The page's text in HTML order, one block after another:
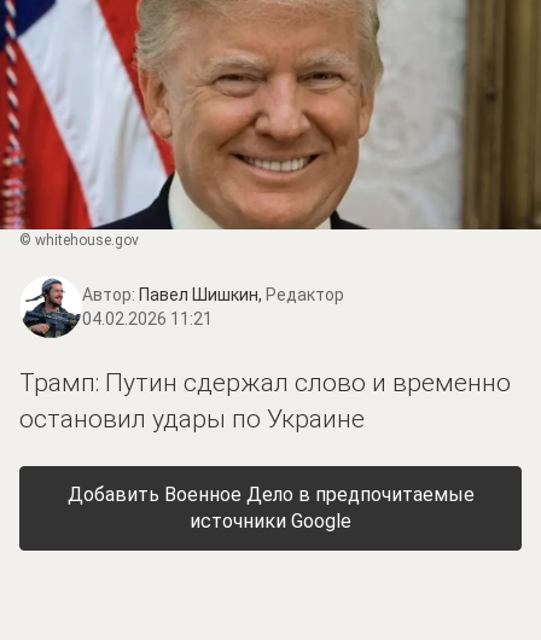
© whitehouse.gov
Автор: Павел Шишкин, Редактор
04.02.2026 11:21
Трамп: Путин сдержал слово и временно
остановил удары по Украине
Добавить Военное Дело в предпочитаемые
источники Google